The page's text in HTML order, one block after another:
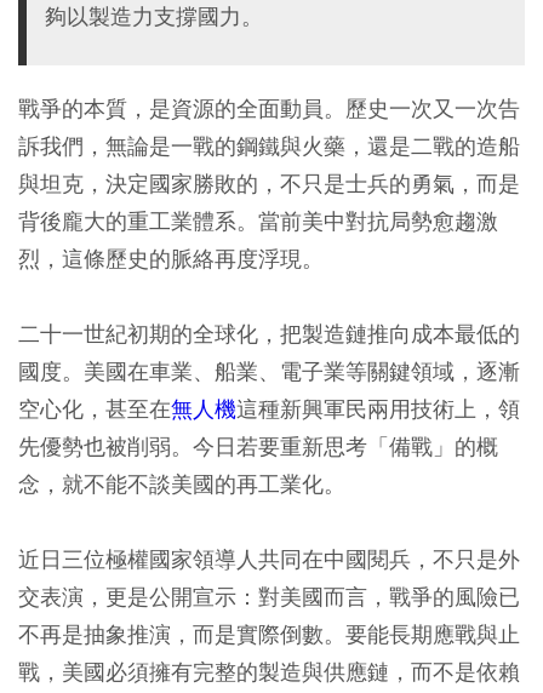
夠以製造力支撐國力。
戰爭的本質，是資源的全面動員。歷史一次又一次告
訴我們，無論是一戰的鋼鐵與火藥，還是二戰的造船
與坦克，決定國家勝敗的，不只是士兵的勇氣，而是
背後龐大的重工業體系。當前美中對抗局勢愈趨激
烈，這條歷史的脈絡再度浮現。
二十一世紀初期的全球化，把製造鏈推向成本最低的
國度。美國在車業、船業、電子業等關鍵領域，逐漸
空心化，甚至在無人機這種新興軍民兩用技術上，領
先優勢也被削弱。今日若要重新思考「備戰」的概
念，就不能不談美國的再工業化。
近日三位極權國家領導人共同在中國閱兵，不只是外
交表演，更是公開宣示：對美國而言，戰爭的風險已
不再是抽象推演，而是實際倒數。要能長期應戰與止
戰，美國必須擁有完整的製造與供應鏈，而不是依賴